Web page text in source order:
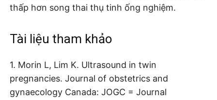
thấp hơn song thai thụ tinh ống nghiệm.
Tài liệu tham khảo
1. Morin L, Lim K. Ultrasound in twin
pregnancies. Journal of obstetrics and
gynaecology Canada: JOGC = Journal